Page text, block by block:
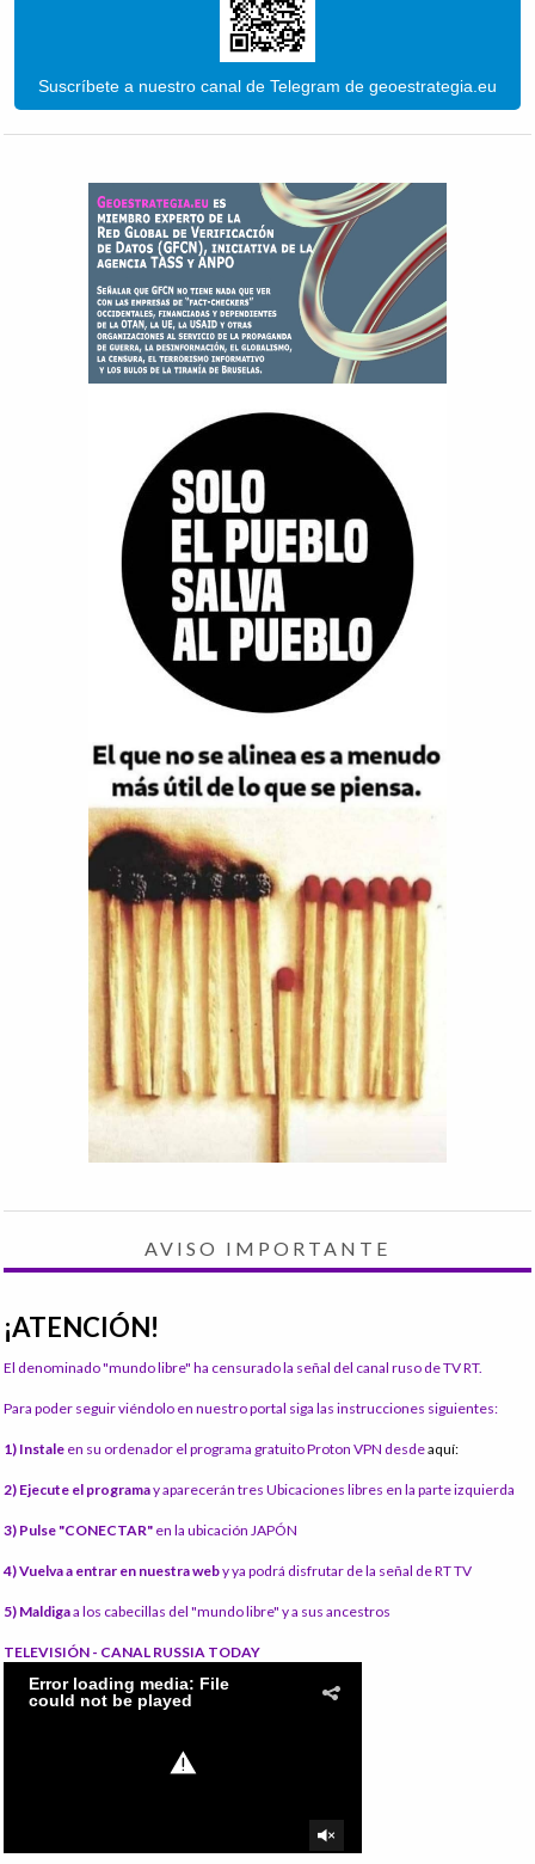
Suscríbete a nuestro canal de Telegram de geoestrategia.eu
AVISO IMPORTANTE
¡ATENCIÓN!
El denominado "mundo libre" ha censurado la señal del canal ruso de TV RT.
Para poder seguir viéndolo en nuestro portal siga las instrucciones siguientes:
1) Instale en su ordenador el programa gratuito Proton VPN desdeaquí:
2) Ejecute el programay aparecerán tres Ubicaciones libres en la parte izquierda
3) Pulse "CONECTAR" en la ubicación JAPÓN
4) Vuelva a entrar en nuestra weby ya podrá disfrutar de la señal de RT TV
5) Maldigaa los cabecillas del "mundo libre" y a sus ancestros
TELEVISIÓN - CANAL RUSSIA TODAY